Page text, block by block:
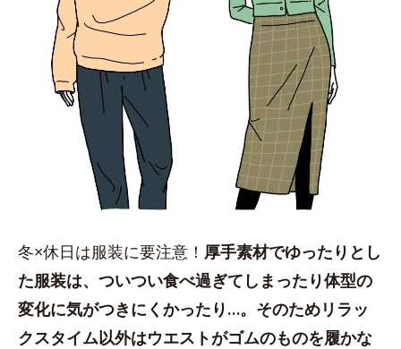
冬×休日は服装に要注意！ 厚手素材でゆったりとし
た服装は、ついつい食べ過ぎてしまったり体型の
変化に気がつきにくかったり…。そのためリラッ
クスタイム以外はウエストがゴムのものを履かな